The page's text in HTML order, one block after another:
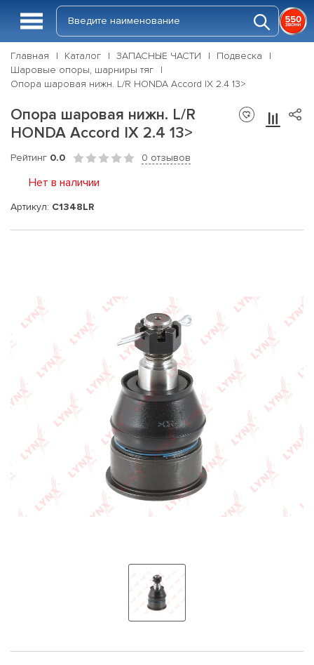
Главная Каталог ЗАПАСНЫЕ ЧАСТИ
Подвеска
Шаровые опоры, шарниры тяг
Опора шаровая нижн. L/R HONDA Accord IX 2.4 13>
Опора шаровая нижн. L/R
HONDA Accord IX 2.4 13>
Рейтинг 0.0 0 отзывов
Нет в наличии
Артикул: C1348LR